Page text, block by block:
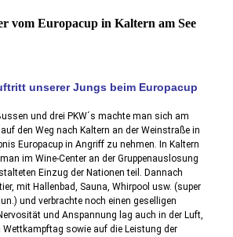
vom Europacup in Kaltern am See
unserer Jungs beim Europacup
und drei PKW´s machte man sich am
den Weg nach Kaltern an der Weinstraße in
Europacup in Angriff zu nehmen. In Kaltern
man im Wine-Center an der Gruppenauslosung
Einzug der Nationen teil. Dannach
mit Hallenbad, Sauna, Whirpool usw. (super
und verbrachte noch einen geselligen
und Anspannung lag auch in der Luft,
Wettkampftag sowie auf die Leistung der